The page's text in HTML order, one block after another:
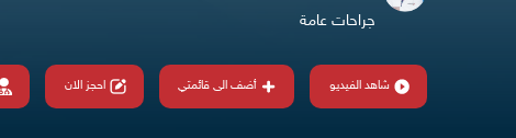
جراحات عامة
شاهد الفيديو أضف الى قائمتي احجز الان